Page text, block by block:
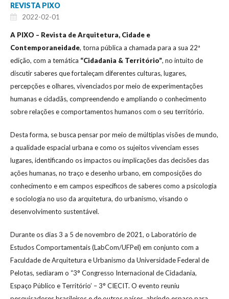
REVISTA PIXO
2022-02-01
A PIXO – Revista de Arquitetura, Cidade e
Contemporaneidade, torna pública a chamada para a sua 22ª
edição, com a temática “Cidadania & Território”, no intuito de
discutir saberes que fortaleçam diferentes culturas, lugares,
percepções e olhares, vivenciados por meio de experimentações
humanas e cidadãs, compreendendo e ampliando o conhecimento
sobre relações e comportamentos humanos com o seu território.
Desta forma, se busca pensar por meio de múltiplas visões de mundo,
a qualidade espacial urbana e como os sujeitos vivenciam esses
lugares, identificando os impactos ou implicações das decisões das
ações humanas, no traço e desenho urbano, em composições do
conhecimento e em campos específicos de saberes como a psicologia
e sociologia no uso da arquitetura, do urbanismo, visando o
desenvolvimento sustentável.
Durante os dias 3 a 5 de novembro de 2021, o Laboratório de
Estudos Comportamentais (LabCom/UFPel) em conjunto com a
Faculdade de Arquitetura e Urbanismo da Universidade Federal de
Pelotas, sediaram o “3° Congresso Internacional de Cidadania,
Espaço Público e Território’ – 3° CIECIT. O evento reuniu